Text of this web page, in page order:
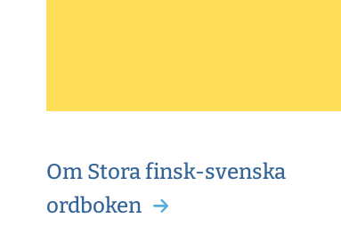
Om Stora finsk-svenska
ordboken